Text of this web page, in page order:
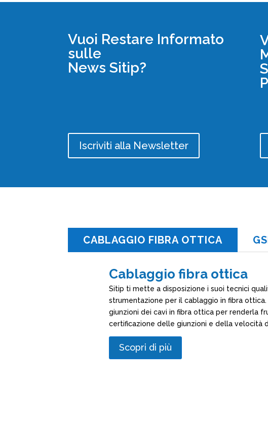
Vuoi Restare Informato
sulle
News Sitip?
Iscriviti alla Newsletter
CABLAGGIO FIBRA OTTICA
Cablaggio fibra ottica
Sitip ti mette a disposizione i suoi tecnici
strumentazione per il cablaggio in fibra
giunzioni dei cavi in fibra ottica per renderla
certificazione delle giunzioni e della velocità
Scopri di più